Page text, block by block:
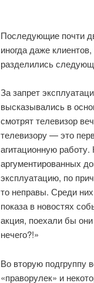
Последующие почти
иногда даже
разделились
За запрет
высказывались в
смотрят телевизор
телевизору — это
агитационную
аргументированных
эксплуатацию, по
то неправы. Среди
показа в новостях
акция, поехали бы
нечего?!»
Во вторую подгруппу
«праворулек» и